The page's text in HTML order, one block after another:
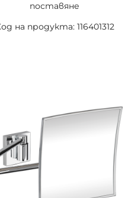
поставяне
на продукта: 116401312